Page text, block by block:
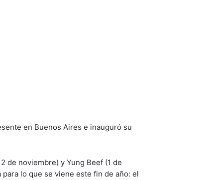
en Buenos Aires e inauguró su
de noviembre) y Yung Beef (1 de
lo que se viene este fin de año: el